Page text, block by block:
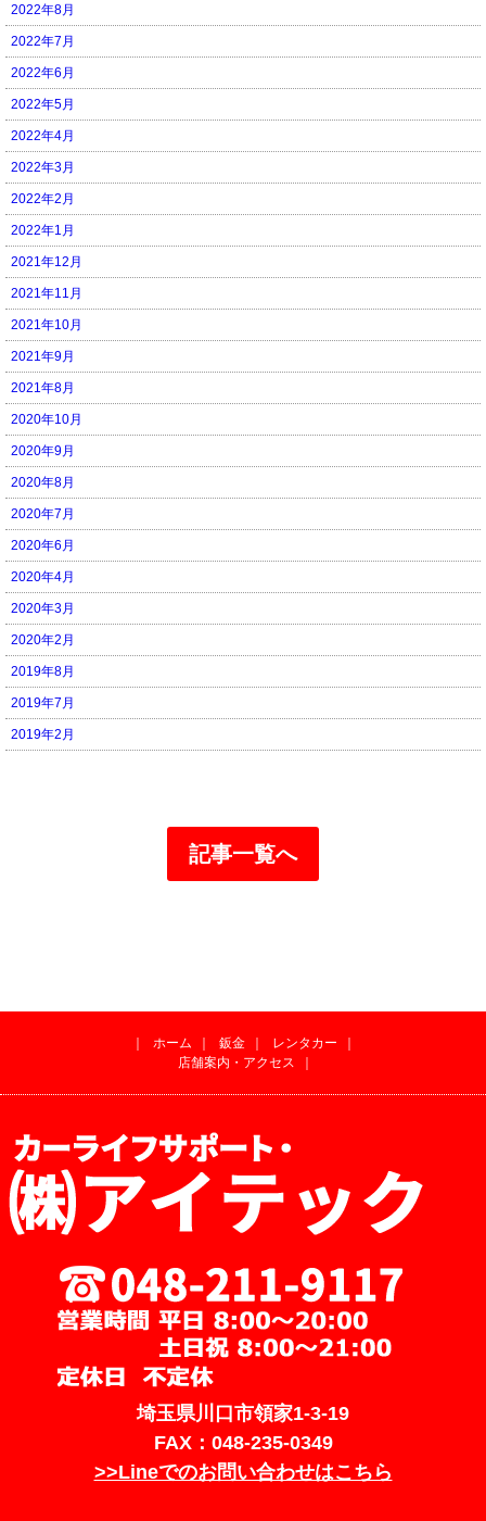
2022年8月
2022年7月
2022年6月
2022年5月
2022年4月
2022年3月
2022年2月
2022年1月
2021年12月
2021年11月
2021年10月
2021年9月
2021年8月
2020年10月
2020年9月
2020年8月
2020年7月
2020年6月
2020年4月
2020年3月
2020年2月
2019年8月
2019年7月
2019年2月
記事一覧へ
｜ ホーム ｜ 鈑金 ｜ レンタカー
｜
店舗案内・アクセス
｜
埼玉県川口市領家1-3-19
FAX：048-235-0349
>>Lineでのお問い合わせはこちら